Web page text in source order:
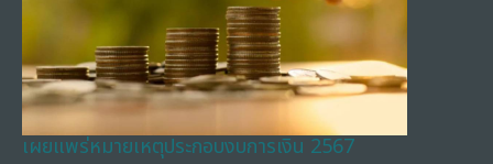
เผยแพร่หมายเหตุประกอบงบการเงิน 2567